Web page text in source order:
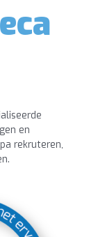
en
rekruteren,